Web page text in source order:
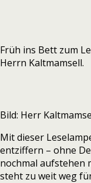
Früh ins Bett zum
Herrn Kaltmamsell.
Bild: Herr
Mit dieser
entziffern – ohne
nochmal aufstehen
steht zu weit weg